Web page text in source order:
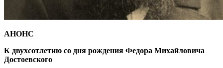
АНОНС
К двухсотлетию со дня рождения Федора Михайловича
Достоевского